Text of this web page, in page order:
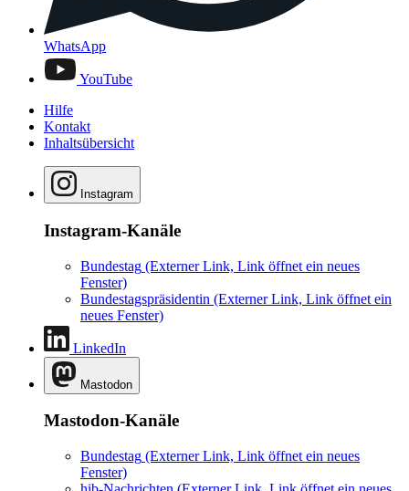
WhatsApp
YouTube
Hilfe
Kontakt
Inhaltsübersicht
Instagram
Instagram-Kanäle
Bundestag (Externer Link, Link öffnet ein neues
Fenster)
Bundestagspräsidentin (Externer Link, Link öffnet ein
neues Fenster)
LinkedIn
Mastodon
Mastodon-Kanäle
Bundestag (Externer Link, Link öffnet ein neues
Fenster)